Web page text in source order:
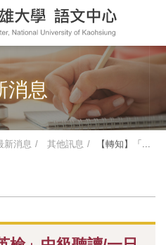
消息
新消息 其他訊息 【轉知】「...